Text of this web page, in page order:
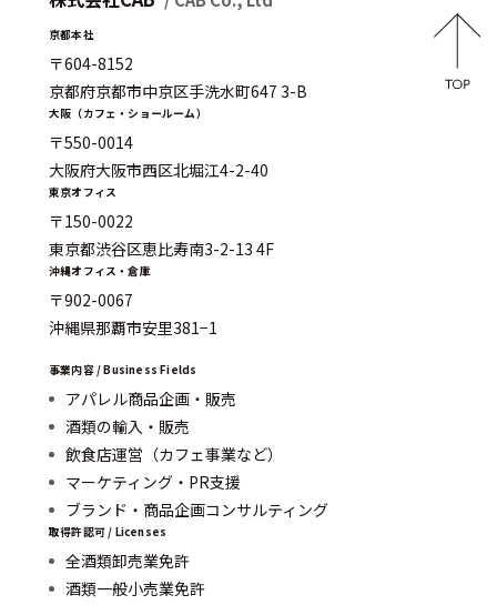
京都本社
〒604-8152
京都府京都市中京区手洗水町647 3-B
大阪（カフェ・ショールーム）
〒550-0014
大阪府大阪市西区北堀江4-2-40
東京オフィス
〒150-0022
東京都渋谷区恵比寿南3-2-13 4F
沖縄オフィス・倉庫
〒902-0067
沖縄県那覇市安里381−1
事業内容 / Business Fields
アパレル商品企画・販売
酒類の輸入・販売
飲食店運営（カフェ事業など）
マーケティング・PR支援
ブランド・商品企画コンサルティング
取得許認可 / Licenses
全酒類卸売業免許
酒類一般小売業免許